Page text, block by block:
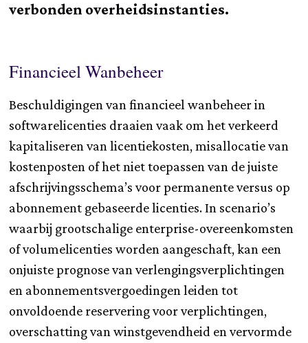
verbonden overheidsinstanties.
Financieel Wanbeheer
Beschuldigingen van financieel wanbeheer in
softwarelicenties draaien vaak om het verkeerd
kapitaliseren van licentiekosten, misallocatie van
kostenposten of het niet toepassen van de juiste
afschrijvingsschema’s voor permanente versus op
abonnement gebaseerde licenties. In scenario’s
waarbij grootschalige enterprise-overeenkomsten
of volumelicenties worden aangeschaft, kan een
onjuiste prognose van verlengingsverplichtingen
en abonnementsvergoedingen leiden tot
onvoldoende reservering voor verplichtingen,
overschatting van winstgevendheid en vervormde